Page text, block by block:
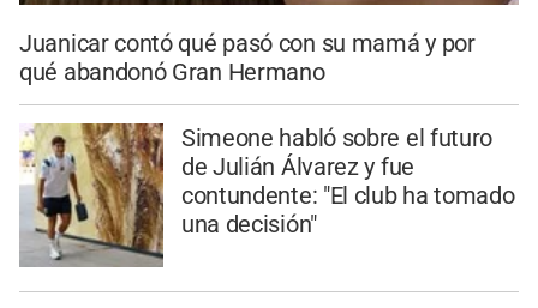
Juanicar contó qué pasó con su mamá y por
qué abandonó Gran Hermano
Simeone habló sobre el futuro
de Julián Álvarez y fue
contundente: "El club ha tomado
una decisión"